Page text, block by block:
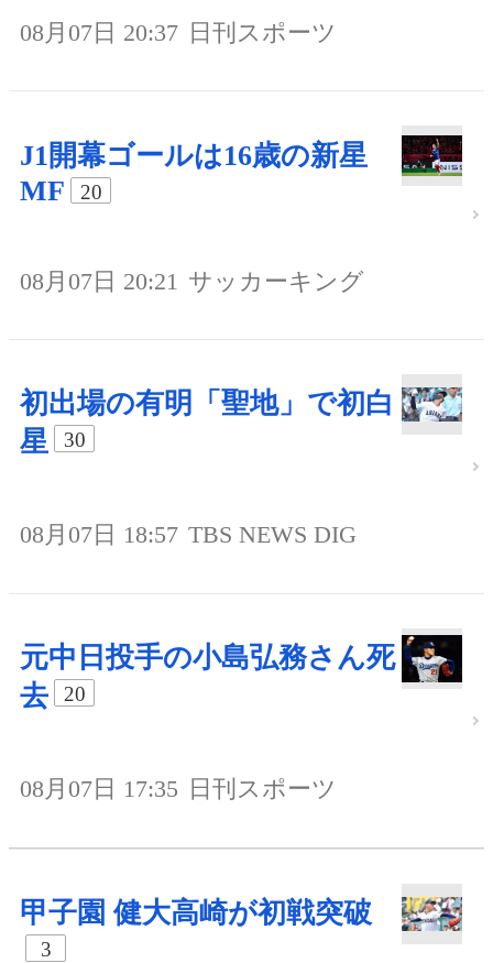
08月07日 20:37 日刊スポーツ
J1開幕ゴールは16歳の新星
MF
20
08月07日 20:21 サッカーキング
初出場の有明「聖地」で初白
星
30
08月07日 18:57 TBS NEWS DIG
元中日投手の小島弘務さん死
去
20
08月07日 17:35 日刊スポーツ
甲子園 健大高崎が初戦突破
3